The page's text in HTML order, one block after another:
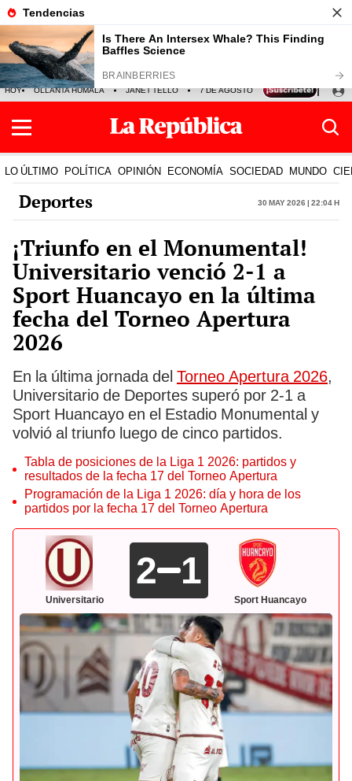
HOY OLLANTA HUMALA JANET TELLO 7 DE AGOSTO TINKA RESULTADOS
LO ÚLTIMO POLÍTICA OPINIÓN ECONOMÍA SOCIEDAD MUNDO
Deportes 30 May 2026 | 22:04 h
¡Triunfo en el Monumental!
Universitario venció 2-1 a
Sport Huancayo en la última
fecha del Torneo Apertura
2026
En la última jornada del Torneo Apertura 2026,
Universitario de Deportes superó por 2-1 a
Sport Huancayo en el Estadio Monumental y
volvió al triunfo luego de cinco partidos.
Tabla de posiciones de la Liga 1 2026: partidos y
resultados de la fecha 17 del Torneo Apertura
Programación de la Liga 1 2026: día y hora de los
partidos por la fecha 17 del Torneo Apertura
Universitario
2 1
Sport Huancayo